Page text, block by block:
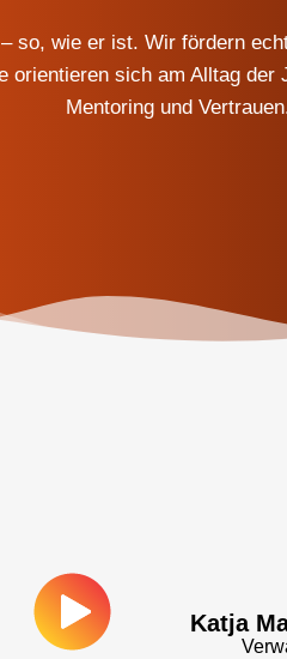
so, wie er ist. Wir fördern
orientieren sich am Alltag
Mentoring und
Katja